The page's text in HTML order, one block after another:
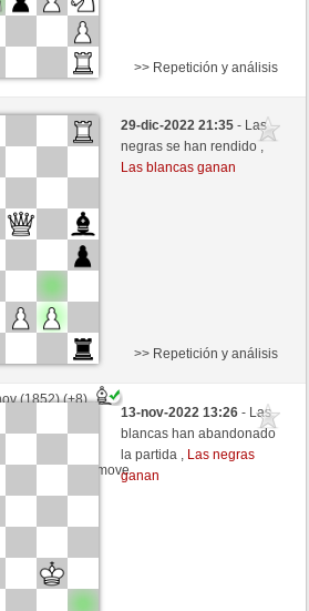
(1860) (+7)
+ 16 seconds/move
>> Repetición y análisis
29-dic-2022 21:35- Las
negras se han rendido ,
Las blancas ganan
(1852) (+8)
+ 16 seconds/move
>> Repetición y análisis
13-nov-2022 13:26- Las
blancas han abandonado
la partida , Las negras
ganan